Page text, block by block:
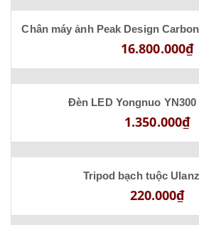
Chân máy ảnh Peak Design
16.800.000₫
Đèn LED Yongnuo
1.350.000₫
Tripod bạch tuộc
220.000₫